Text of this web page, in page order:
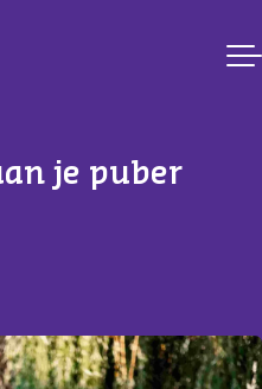
je puber